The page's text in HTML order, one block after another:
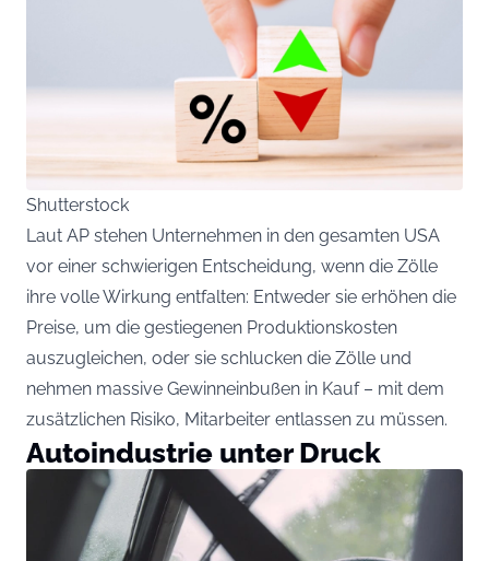
Shutterstock
Laut AP stehen Unternehmen in den gesamten USA
vor einer schwierigen Entscheidung, wenn die Zölle
ihre volle Wirkung entfalten: Entweder sie erhöhen die
Preise, um die gestiegenen Produktionskosten
auszugleichen, oder sie schlucken die Zölle und
nehmen massive Gewinneinbußen in Kauf – mit dem
zusätzlichen Risiko, Mitarbeiter entlassen zu müssen.
Autoindustrie unter Druck